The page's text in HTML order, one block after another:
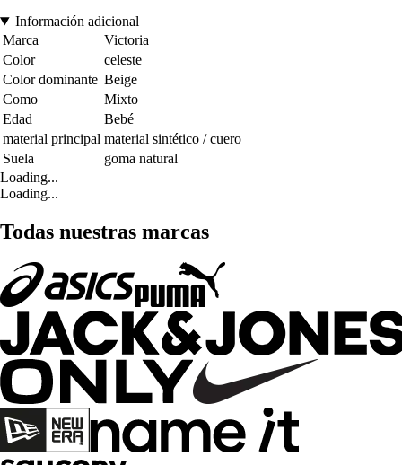
Información adicional
Marca
Victoria
Color
celeste
Color dominante Beige
Como
Mixto
Edad
Bebé
material principal material sintético / cuero
Suela
goma natural
Loading...
Loading...
Todas nuestras marcas